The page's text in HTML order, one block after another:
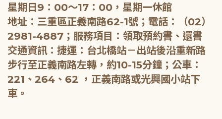
星期日9：00～17：00，星期一休館
地址：三重區正義南路62-1號；電話：（02）
2981-4887；服務項目：領取預約書、還書
交通資訊：捷運：台北橋站－出站後沿重新路
步行至正義南路左轉，約10-15分鐘；公車：
221、264、62 ，正義南路或光興國小站下
車。